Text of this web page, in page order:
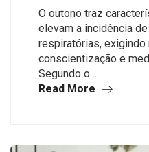
O outono traz
elevam a incidência
respiratórias, exigindo
conscientização e
Segundo o…
Read More